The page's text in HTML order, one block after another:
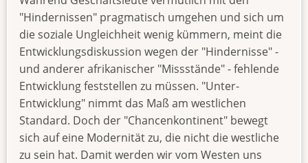
"Hindernissen" pragmatisch umgehen und sich um
die soziale Ungleichheit wenig kümmern, meint die
Entwicklungsdiskussion wegen der "Hindernisse" -
und anderer afrikanischer "Missstände" - fehlende
Entwicklung feststellen zu müssen. "Unter-
Entwicklung" nimmt das Maß am westlichen
Standard. Doch der "Chancenkontinent" bewegt
sich auf eine Modernität zu, die nicht die westliche
zu sein hat. Damit werden wir vom Westen uns